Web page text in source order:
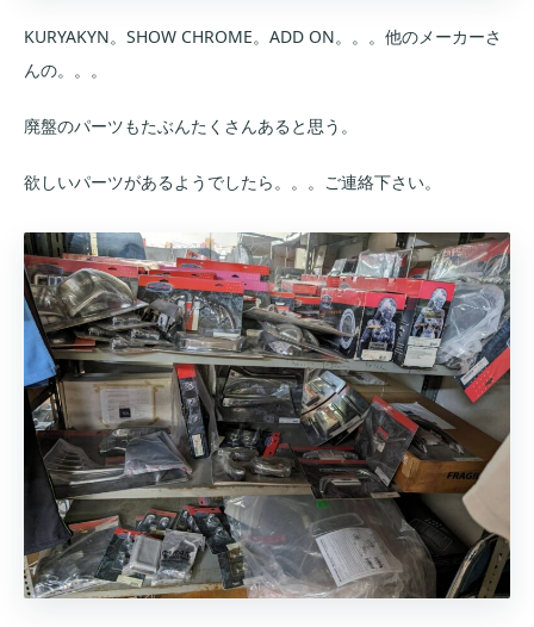
KURYAKYN。SHOW CHROME。ADD ON。。。他のメーカーさ
んの。。。
廃盤のパーツもたぶんたくさんあると思う。
欲しいパーツがあるようでしたら。。。ご連絡下さい。